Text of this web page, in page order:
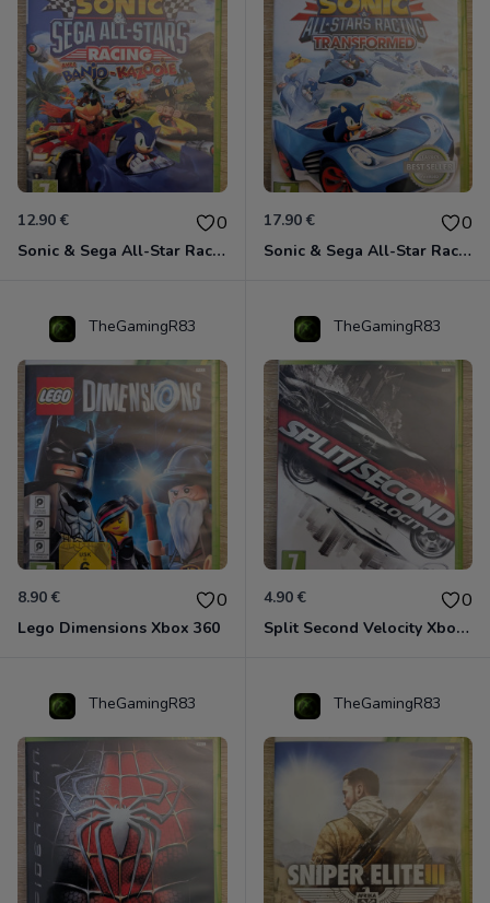
12.90 € 0
Sonic & Sega All-Star Racing avec Banjo-Kazooie Xbox 360
17.90 € 0
Sonic & Sega All-Star Racing - Transformed Xbox 360
TheGamingR83
8.90 € 0
Lego Dimensions Xbox 360
TheGamingR83
4.90 € 0
Split Second Velocity Xbox 360
TheGamingR83 TheGamingR83